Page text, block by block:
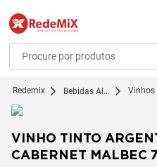
Redemix – Supermercado
redemix Bebidas Al...
VINHO TINTO
CABERNET MALBEC